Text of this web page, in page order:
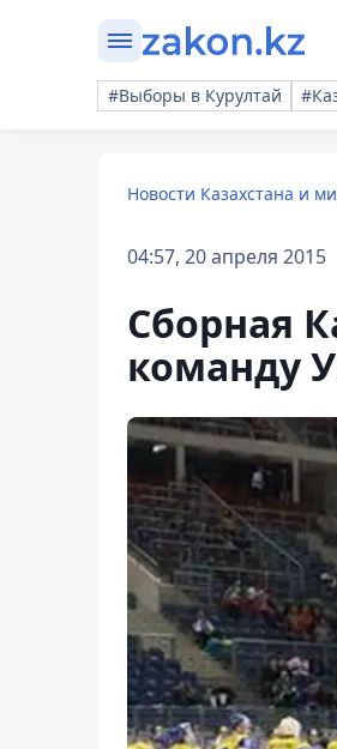
#Выборы в Курултай
Новости Казахстана и
04:57, 20 апреля 2015
Сборная
команду